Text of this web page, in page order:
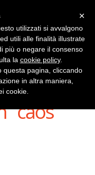
caos
×
utilizzati si avvalgono
utili alle finalità illustrate
più o negare il consenso
la cookie policy.
questa pagina, cliccando
in altra maniera,
cookie.